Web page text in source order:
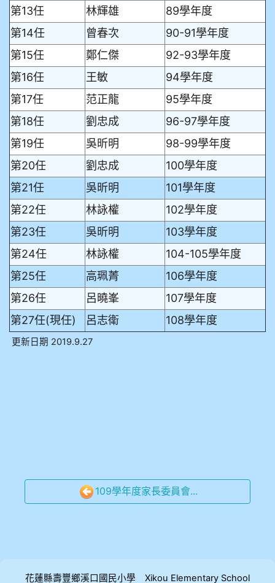
第13任
林輝雄
89學年度
第14任
曾春次
90-91學年度
第15任
鄭仁傑
92-93學年度
第16任
王敏
94學年度
第17任
范正龍
95學年度
第18任
劉忠成
96-97學年度
第19任
吳昕明
98-99學年度
第20任
劉忠成
100學年度
第21任
吳昕明
101學年度
第22任
林詠權
102學年度
第23任
吳昕明
103學年度
第24任
林詠權
104-105學年度
第25任
高珮菁
106學年度
第26任
呂曉峯
107學年度
第27任(現任)
呂志衛 108學年度
更新日期 2019.9.27
109學年度家長委員會...
花蓮縣壽豐鄉溪口國民小學 Xikou Elementary School